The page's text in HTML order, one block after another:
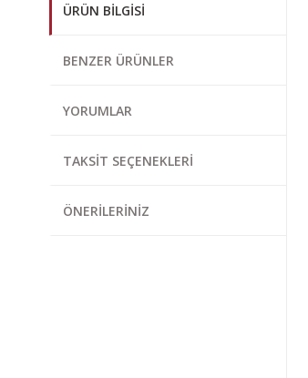
ÜRÜN BILGISI
BENZER ÜRÜNLER
YORUMLAR
TAKSIT SEÇENEKLERI
ÖNERILERINIZ